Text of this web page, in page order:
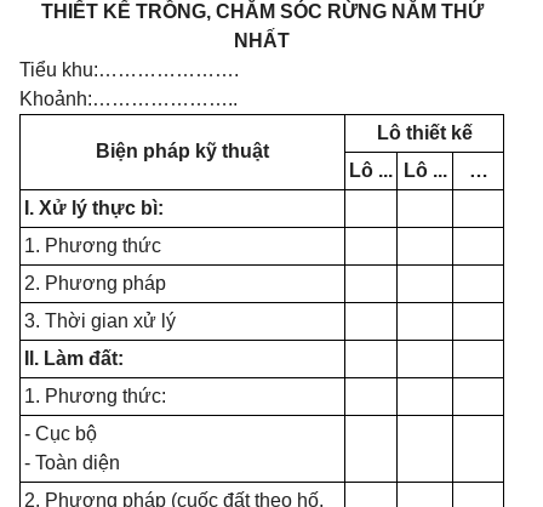
THIẾT KẾ TRỒNG, CHĂM SÓC RỪNG NĂM THỨ
NHẤT
Tiểu khu:………………….
Khoảnh:…………………..
Biện pháp kỹ thuật
Lô thiết kế
Lô ...
Lô ...
…
I. Xử lý thực bì:
1. Phương thức
2. Phương pháp
3. Thời gian xử lý
Il. Làm đất:
1. Phương thức:
- Cục bộ
- Toàn diện
2. Phương pháp (cuốc đất theo hố,